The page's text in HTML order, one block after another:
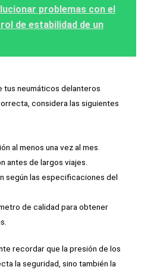
problemas con el
de estabilidad de un
tus neumáticos delanteros
considera las siguientes
al menos una vez al mes.
antes de largos viajes.
según las especificaciones del
de calidad para obtener
recordar que la presión de los
la seguridad, sino también la